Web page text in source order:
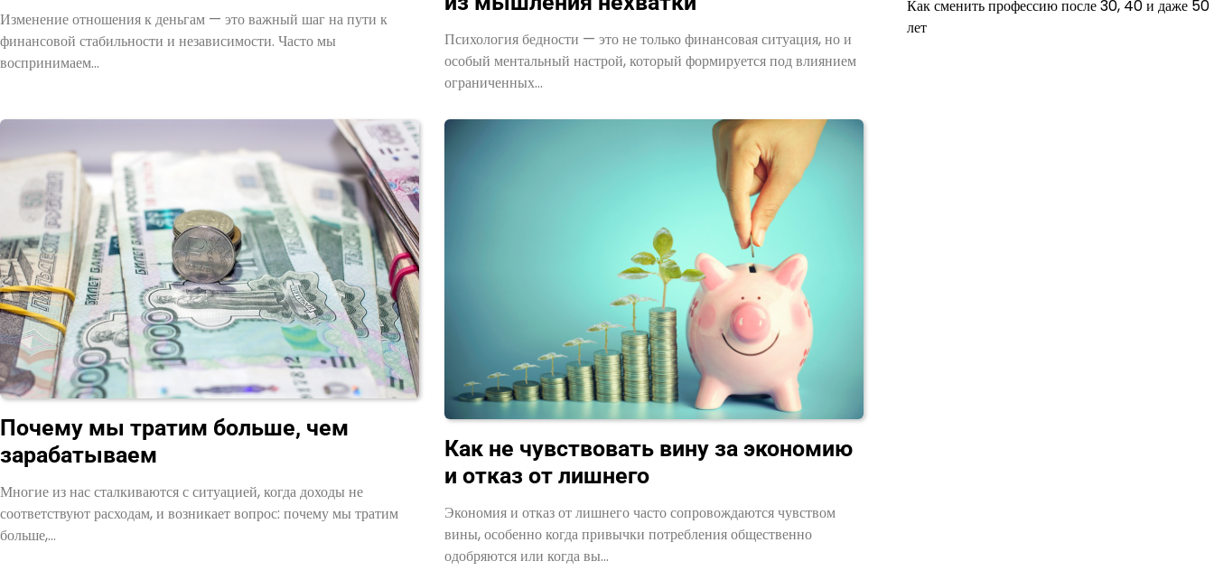
Изменение отношения к деньгам — это важный шаг на пути к
финансовой стабильности и независимости. Часто мы
воспринимаем…
Психология бедности — это не только финансовая ситуация, но и
особый ментальный настрой, который формируется под влиянием
ограниченных…
Почему мы тратим больше, чем
зарабатываем
Многие из нас сталкиваются с ситуацией, когда доходы не
соответствуют расходам, и возникает вопрос: почему мы тратим
больше,…
Как не чувствовать вину за экономию
и отказ от лишнего
Экономия и отказ от лишнего часто сопровождаются чувством
вины, особенно когда привычки потребления общественно
одобряются или когда вы…
Как сменить профессию после 30, 40 и даже 50
лет